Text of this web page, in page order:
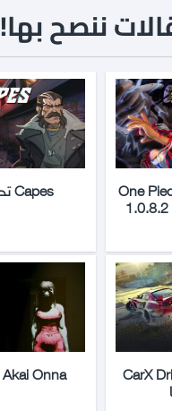
ننصح بها!
One Capes تحميل مجانا
CarX Akai Onna تحميل مجانا